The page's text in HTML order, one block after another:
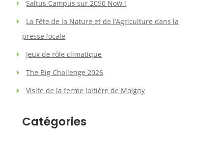
Saltus Campus sur 2050 Now !
La Fête de la Nature et de l’Agriculture dans la
presse locale
Jeux de rôle climatique
The Big Challenge 2026
Visite de la ferme laitière de Moigny
Catégories